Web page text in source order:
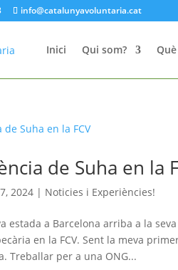
info@catalunyavoluntaria.cat
Inici Qui som?
de Suha en la
2024 | Noticies i Experiències!
estada a Barcelona arriba a la
en la FCV. Sent la meva
Treballar per a una ONG...